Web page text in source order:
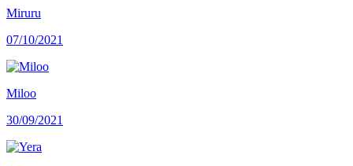
Miruru
07/10/2021
Miloo
30/09/2021